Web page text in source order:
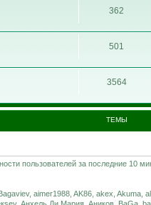
362
501
3564
ТЕМЫ
пользователей за последние 10
aimer1988, AK86, akex, Akuma,
Анхель Ди Мария, Аников, BaGa,